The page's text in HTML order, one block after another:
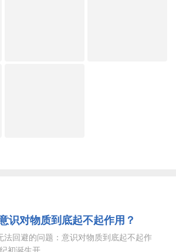
识对物质到底起不起作用？
法回避的问题：意识对物质到底起不起作
初诞生开 ...